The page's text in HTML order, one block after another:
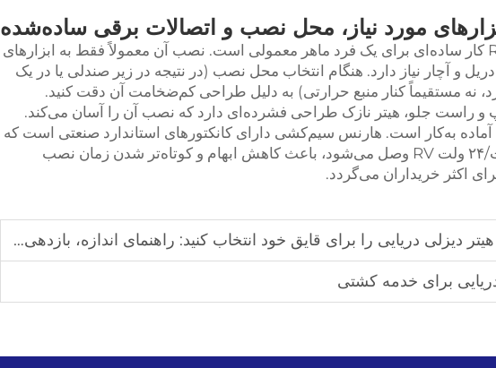
مورد نیاز، محل نصب و اتصالات برقی ساده‌شده
نصب یک هیتر هوای دیزلی RV کار ساده‌ای برای یک فرد ماهر معمولی است. نصب آن معمولاً فقط به ابزارهای
دریل و آچار نیاز دارد. هنگام انتخاب محل نصب (در نتیجه در زیر صندلی یا در یک
نه مستقیماً کنار منبع حرارتی) به دلیل طراحی کم‌ضخامت آن دقت کنید.
راست جلو، هیتر نازک طراحی فشرده‌ای دارد که نصب آن را آسان می‌کند.
به‌کار است. هارنس سیم‌کشی دارای کانکتورهای استاندارد صنعتی است که
مستقیماً به منبع تغذیه ۱۲ ولت/۲۴ ولت RV وصل می‌شود، باعث کاهش ابهام و کوتاه‌تر شدن زمان نصب
دریایی را برای قایق خود انتخاب کنید: راهنمای اندازه، بازدهی سوخت و نکات ایمنی
برای خدمه کشتی